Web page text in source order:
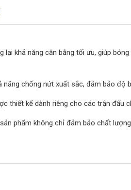
lại khả năng cân bằng tối ưu, giúp
năng chống nứt xuất sắc, đảm bảo độ
thiết kế dành riêng cho các trận đấu
phẩm không chỉ đảm bảo chất